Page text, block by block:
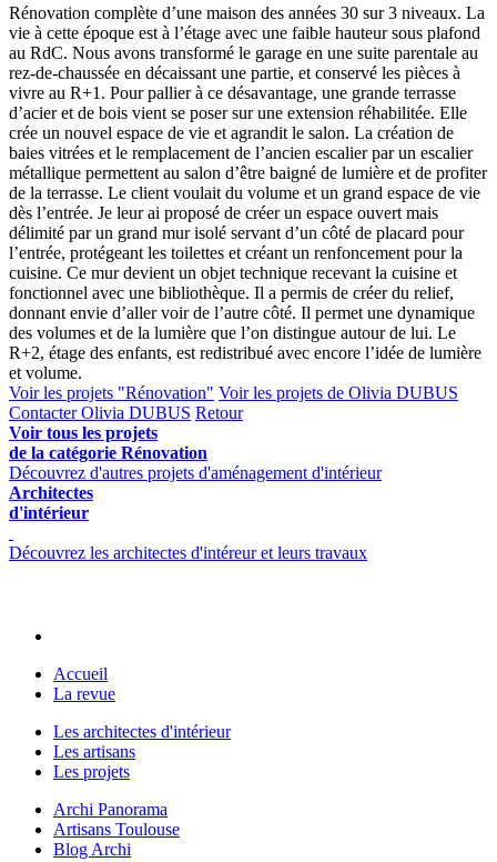
Rénovation complète d’une maison des années 30 sur 3 niveaux. La
vie à cette époque est à l’étage avec une faible hauteur sous plafond
au RdC. Nous avons transformé le garage en une suite parentale au
rez-de-chaussée en décaissant une partie, et conservé les pièces à
vivre au R+1. Pour pallier à ce désavantage, une grande terrasse
d’acier et de bois vient se poser sur une extension réhabilitée. Elle
crée un nouvel espace de vie et agrandit le salon. La création de
baies vitrées et le remplacement de l’ancien escalier par un escalier
métallique permettent au salon d’être baigné de lumière et de profiter
de la terrasse. Le client voulait du volume et un grand espace de vie
dès l’entrée. Je leur ai proposé de créer un espace ouvert mais
délimité par un grand mur isolé servant d’un côté de placard pour
l’entrée, protégeant les toilettes et créant un renfoncement pour la
cuisine. Ce mur devient un objet technique recevant la cuisine et
fonctionnel avec une bibliothèque. Il a permis de créer du relief,
donnant envie d’aller voir de l’autre côté. Il permet une dynamique
des volumes et de la lumière que l’on distingue autour de lui. Le
R+2, étage des enfants, est redistribué avec encore l’idée de lumière
et volume.
Voir les projets "Rénovation" Voir les projets de Olivia DUBUS
Contacter Olivia DUBUS Retour
Voir tous les projets
de la catégorie Rénovation
Découvrez d'autres projets d'aménagement d'intérieur
Architectes
d'intérieur
Découvrez les architectes d'intéreur et leurs travaux
Accueil
La revue
Les architectes d'intérieur
Les artisans
Les projets
Archi Panorama
Artisans Toulouse
Blog Archi